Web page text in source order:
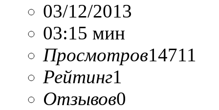
03/12/2013
03:15 мин
Просмотров14711
Рейтинг1
Отзывов0